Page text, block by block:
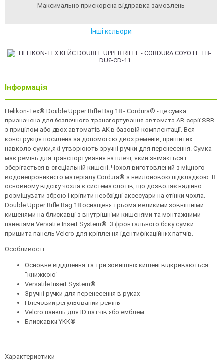
Максимально прискорена відправка замовлень
Інші кольори
Інформація
Helikon-Tex® Double Upper Rifle Bag 18 - Cordura® - це сумка
призначена для безпечного транспортування автомата AR-серії SBR
з прицілом або двох автоматів AK в базовій комплектації. Вся
конструкція посилена за допомогою двох ременів, пришитих
навколо сумки,які утворюють зручні ручки для перенесення. Сумка
має ремінь для транспортування на плечі, який знімається і
зберігається в спеціальній кишені. Чохол виготовлений з міцного
водонепроникного матеріалу Cordura® з нейлоновою підкладкою. В
основному відсіку чохла є система слотів, що дозволяє надійно
розміщувати зброю і кріпити необхідні аксесуари на стінки чохла.
Double Upper Rifle Bag 18 оснащена трьома великими зовнішніми
кишенями на блискавці з внутрішніми кишенями та монтажними
панелями Versatile Insert System®. З фронтального боку сумки
пришита панель Velcro для кріплення ідентифікаційних патчів.
Особливості:
Основне відділення та три зовнішніх кишені відкриваються
"книжкою"
Versatile Insert System®
Зручні ручки для перенесення в руках
Плечовий регульований ремінь
Velcro панель для ID патчів або емблем
Блискавки YKK®
Характеристики